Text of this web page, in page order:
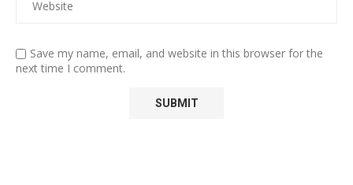
Save my name, email, and website in this browser for the
next time I comment.